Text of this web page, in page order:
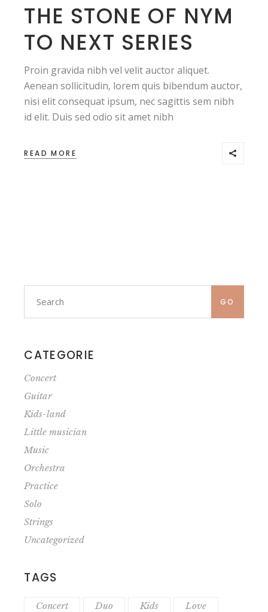
THE STONE OF NYM
TO NEXT SERIES
Proin gravida nibh vel velit auctor aliquet.
Aenean sollicitudin, lorem quis bibendum auctor,
nisi elit consequat ipsum, nec sagittis sem nibh
id elit. Duis sed odio sit amet nibh
READ MORE
Search
for: GO
CATEGORIE
Concert
Guitar
Kids-land
Little musician
Music
Orchestra
Practice
Solo
Strings
Uncategorized
TAGS
Concert Duo Kids
Love